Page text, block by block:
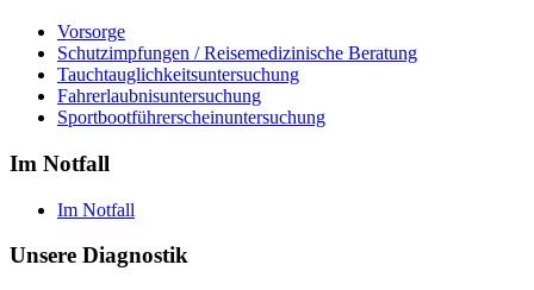
Vorsorge
Schutzimpfungen / Reisemedizinische Beratung
Tauchtauglichkeitsuntersuchung
Fahrerlaubnisuntersuchung
Sportbootführerscheinuntersuchung
Im Notfall
Im Notfall
Unsere Diagnostik